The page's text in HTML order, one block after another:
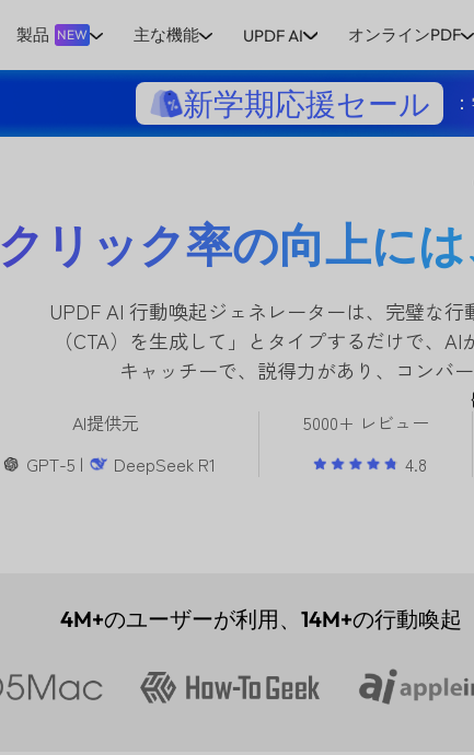
製品 NEW 主な機能 UPDF AI オンラインPDF
新学期応援セール
クリック率の向上に
UPDF AI 行動喚起ジェネレーターは、完璧な
（CTA）を生成して」とタイプするだけで、
キャッチーで、説得力があり、コンバ
AI提供元
GPT-5 |
DeepSeek R1
5000+ レビュー
4.8
4M+のユーザーが利用、 14M+の行動喚起